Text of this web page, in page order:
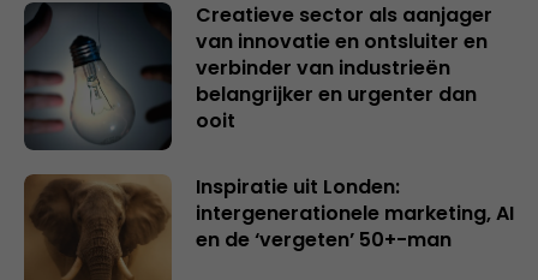
Creatieve sector als aanjager
van innovatie en ontsluiter en
verbinder van industrieën
belangrijker en urgenter dan
ooit
Inspiratie uit Londen:
intergenerationele marketing, AI
en de ‘vergeten’ 50+-man